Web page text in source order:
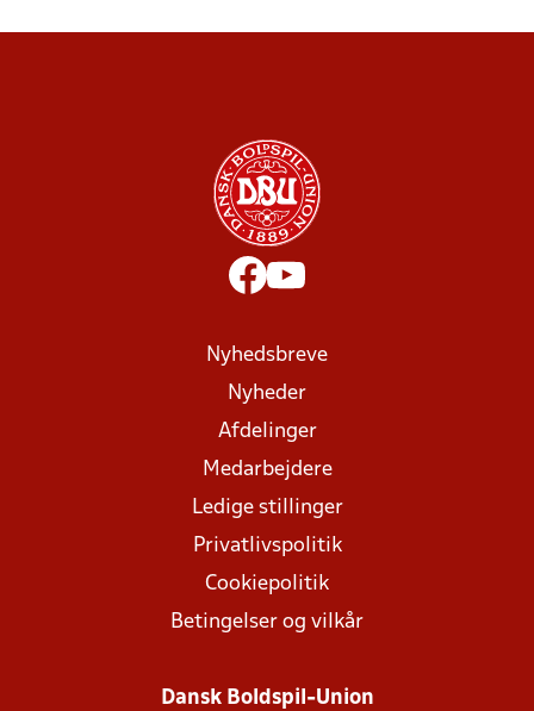
Nyhedsbreve
Nyheder
Afdelinger
Medarbejdere
Ledige stillinger
Privatlivspolitik
Cookiepolitik
Betingelser og vilkår
Dansk Boldspil-Union